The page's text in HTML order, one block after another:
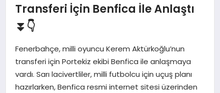
MAGAZIN
SAĞLIK
SIYASET
Transferi İçin Benfica İle Anlaştı
⏬👇
Fenerbahçe, milli oyuncu Kerem Aktürkoğlu’nun
transferi için Portekiz ekibi Benfica ile anlaşmaya
vardı. Sarı lacivertliler, milli futbolcu için uçuş planı
hazırlarken, Benfica resmi internet sitesi üzerinden